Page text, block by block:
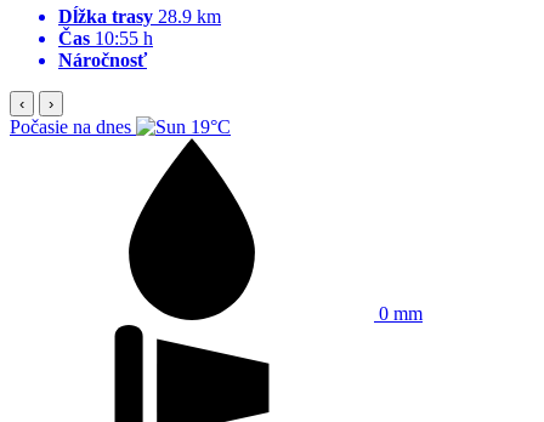
Dĺžka trasy 28.9 km
Čas 10:55 h
Náročnosť
‹ ›
Počasie na dnes 19°C
0 mm